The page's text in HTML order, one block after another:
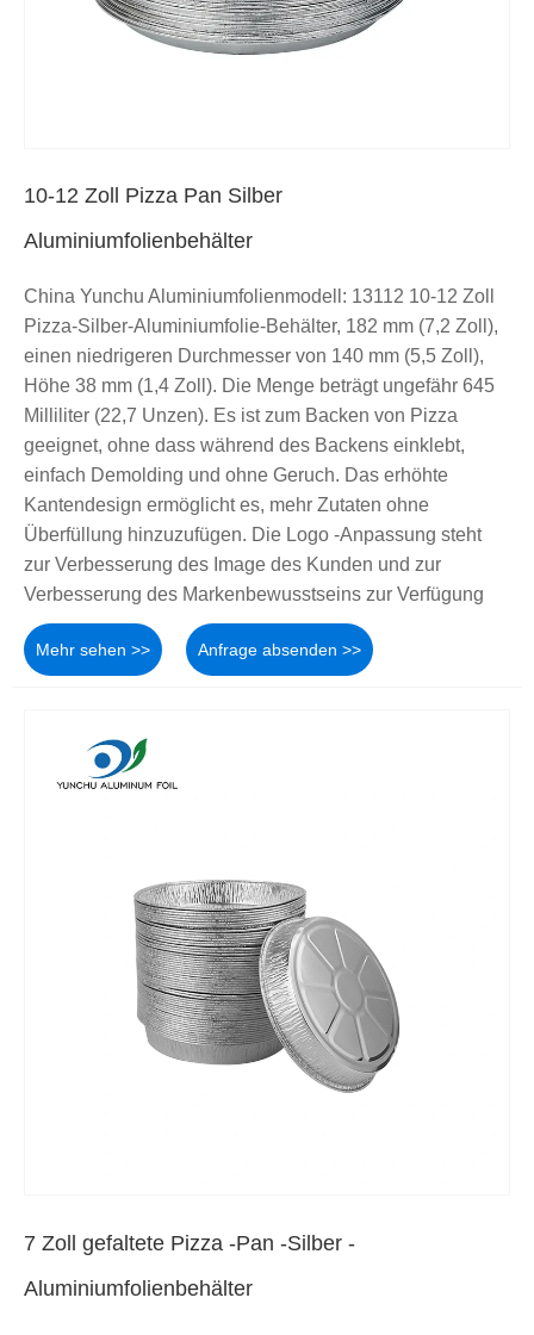
10-12 Zoll Pizza Pan Silber
Aluminiumfolienbehälter
China Yunchu Aluminiumfolienmodell: 13112 10-12 Zoll
Pizza-Silber-Aluminiumfolie-Behälter, 182 mm (7,2 Zoll),
einen niedrigeren Durchmesser von 140 mm (5,5 Zoll),
Höhe 38 mm (1,4 Zoll). Die Menge beträgt ungefähr 645
Milliliter (22,7 Unzen). Es ist zum Backen von Pizza
geeignet, ohne dass während des Backens einklebt,
einfach Demolding und ohne Geruch. Das erhöhte
Kantendesign ermöglicht es, mehr Zutaten ohne
Überfüllung hinzuzufügen. Die Logo -Anpassung steht
zur Verbesserung des Image des Kunden und zur
Verbesserung des Markenbewusstseins zur Verfügung
Mehr sehen >> Anfrage absenden >>
7 Zoll gefaltete Pizza -Pan -Silber -
Aluminiumfolienbehälter